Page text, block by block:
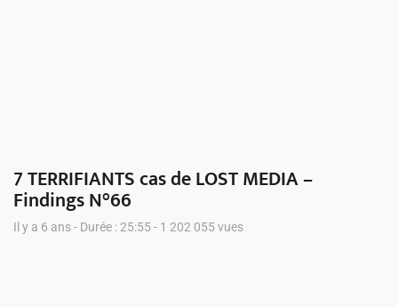
7 TERRIFIANTS cas de LOST MEDIA –
Findings N°66
Il y a 6 ans - Durée : 25:55 - 1 202 055 vues